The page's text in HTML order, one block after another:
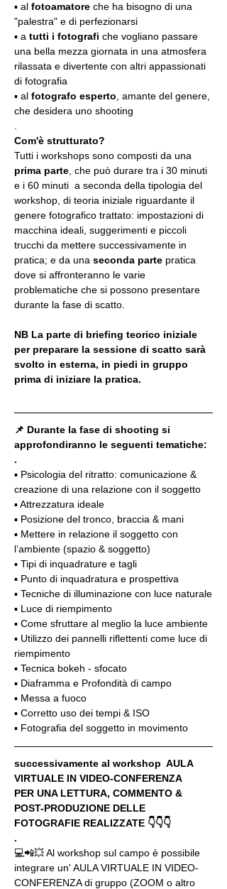
▪️ al fotoamatore che ha bisogno di una
"palestra" e di perfezionarsi
▪️ a tutti i fotografi che vogliano passare
una bella mezza giornata in una atmosfera
rilassata e divertente con altri appassionati
di fotografia
▪️ al fotografo esperto , amante del genere,
che desidera uno shooting
Com'è strutturato?
Tutti i workshops sono composti da una
prima parte , che può durare tra i 30 minuti
e i 60 minuti  a seconda della tipologia del
workshop, di teoria iniziale riguardante il
genere fotografico trattato: impostazioni di
macchina ideali, suggerimenti e piccoli
trucchi da mettere successivamente in
pratica; e da una seconda parte pratica
dove si affronteranno le varie
problematiche che si possono presentare
durante la fase di scatto.
NB La parte di briefing teorico iniziale
per preparare la sessione di scatto sarà
svolto in esterna, in piedi in gruppo
prima di iniziare la pratica.
📌 Durante la fase di shooting si
approfondiranno le seguenti tematiche:
.
▪️ Psicologia del ritratto: comunicazione &
creazione di una relazione con il soggetto
▪️ Attrezzatura ideale
▪️ Posizione del tronco, braccia & mani
▪️ Mettere in relazione il soggetto con
l’ambiente (spazio & soggetto)
▪️ Tipi di inquadrature e tagli
▪️ Punto di inquadratura e prospettiva
▪️ Tecniche di illuminazione con luce naturale
▪️ Luce di riempimento
▪️ Come sfruttare al meglio la luce ambiente
▪️ Utilizzo dei pannelli riflettenti come luce di
riempimento
▪️ Tecnica bokeh - sfocato
▪️ Diaframma e Profondità di campo
▪️ Messa a fuoco
▪️ Corretto uso dei tempi & ISO
▪️ Fotografia del soggetto in movimento
successivamente al workshop  AULA
VIRTUALE IN VIDEO-CONFERENZA
PER UNA LETTURA, COMMENTO &
POST-PRODUZIONE DELLE
FOTOGRAFIE REALIZZATE 👇👇👇
.
💻📲💥 Al workshop sul campo è possibile
integrare un' AULA VIRTUALE IN VIDEO-
CONFERENZA di gruppo (ZOOM o altro